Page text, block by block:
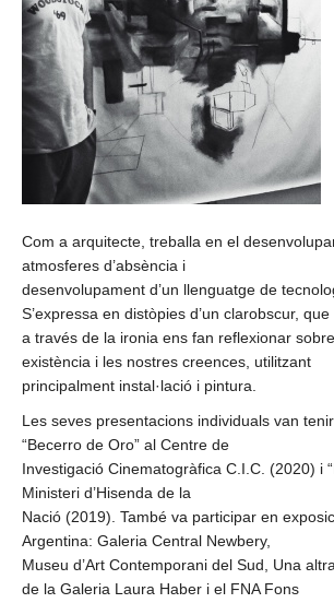
Com a arquitecte, treballa en el
atmosferes d’absència i
desenvolupament d’un llenguatge de
S’expressa en distòpies d’un clarobscur, que
a través de la ironia ens fan reflexionar
existència i les nostres creences, utilitzant
principalment instal·lació i pintura.
Les seves presentacions individuals van
“Becerro de Oro” al Centre de
Investigació Cinematogràfica C.I.C. (2020) i
Ministeri d’Hisenda de la
Nació (2019). També va participar en
Argentina: Galeria Central Newbery,
Museu d’Art Contemporani del Sud, Una
de la Galeria Laura Haber i el FNA Fons